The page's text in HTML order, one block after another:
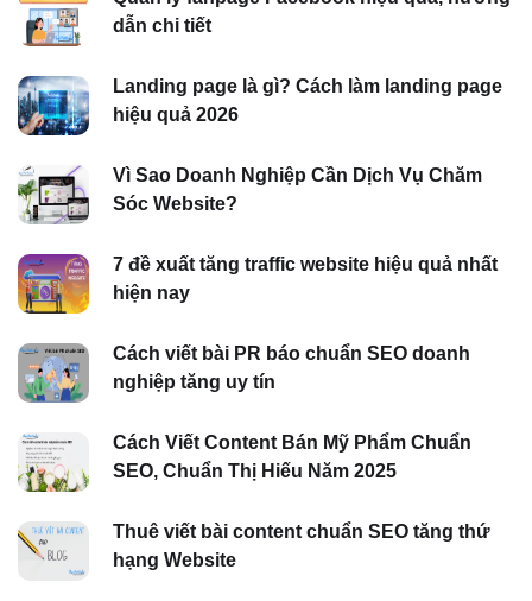
dẫn chi tiết
Landing page là gì? Cách làm landing page
hiệu quả 2026
Vì Sao Doanh Nghiệp Cần Dịch Vụ Chăm
Sóc Website?
7 đề xuất tăng traffic website hiệu quả nhất
hiện nay
Cách viết bài PR báo chuẩn SEO doanh
nghiệp tăng uy tín
Cách Viết Content Bán Mỹ Phẩm Chuẩn
SEO, Chuẩn Thị Hiếu Năm 2025
Thuê viết bài content chuẩn SEO tăng thứ
hạng Website